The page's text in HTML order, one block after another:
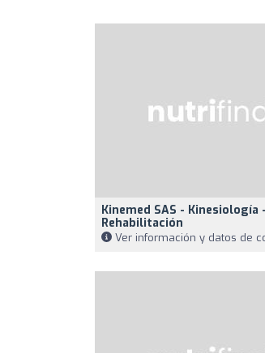
Kinemed SAS -
Rehabilitación
Ver información y datos de